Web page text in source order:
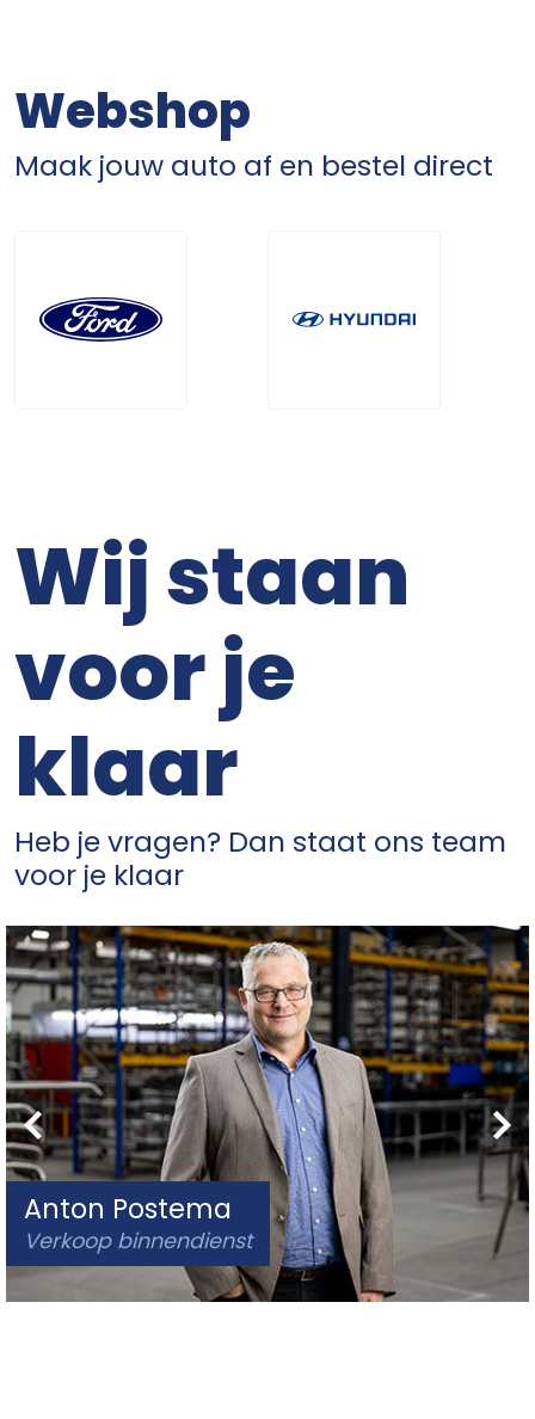
Webshop
Maak jouw auto af en bestel direct
Wij staan
voor je
klaar
Heb je vragen? Dan staat ons team
voor je klaar
Anton Postema
Verkoop binnendienst